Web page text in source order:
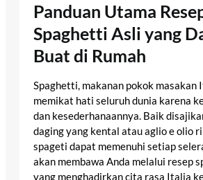
Panduan Utama
Spaghetti Asli yang
Buat di Rumah
Spaghetti, makanan pokok masakan
memikat hati seluruh dunia karena
dan kesederhanaannya. Baik
daging yang kental atau aglio e olio
spageti dapat memenuhi setiap
akan membawa Anda melalui resep
yang menghadirkan cita rasa Italia